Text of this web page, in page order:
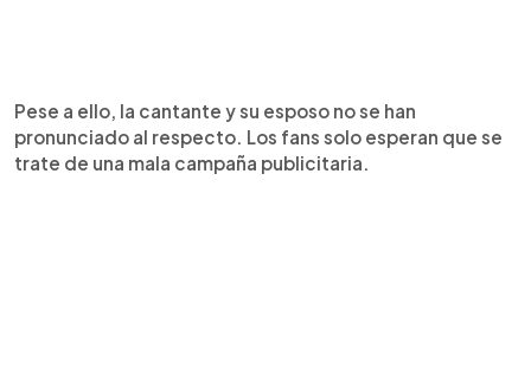
Pese a ello, la cantante y su esposo no se han
pronunciado al respecto. Los fans solo esperan que se
trate de una mala campaña publicitaria.